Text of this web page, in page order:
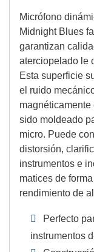
Micrófono
Midnight Blues
garantizan
aterciopelado le
Esta superficie
el ruido
sido moldeado
micro. Puede
distorsión,
instrumentos e
matices de
rendimiento de
Perfecto
instrumentos